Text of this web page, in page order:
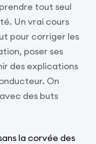
tout seul
Un vrai cours
pour corriger les
poser ses
des explications
On
des buts
la corvée des